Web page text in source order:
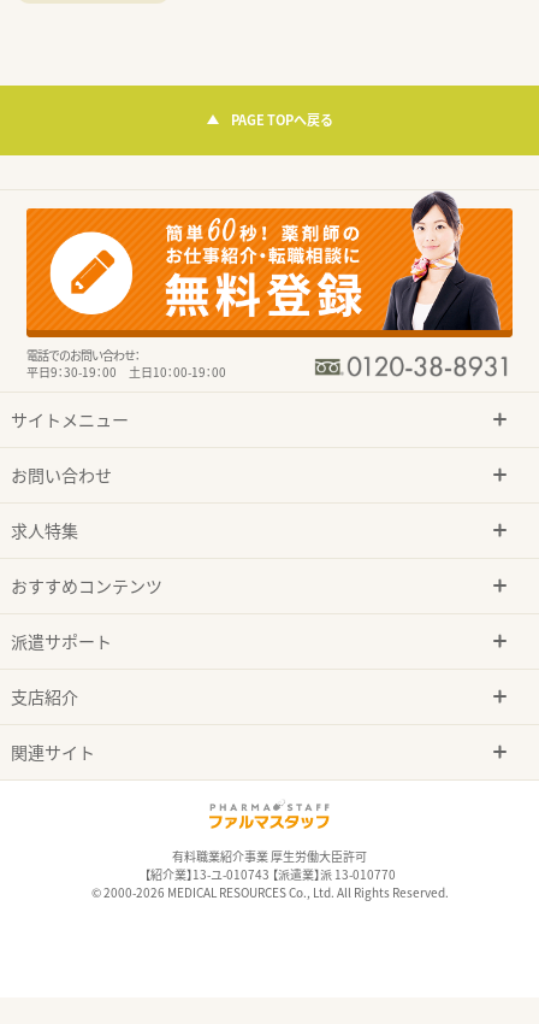
PAGE TOPへ戻る
電話でのお問い合わせ：
平日9：30-19：00 土日10：00-19：00
サイトメニュー
お問い合わせ
求人特集
おすすめコンテンツ
派遣サポート
支店紹介
関連サイト
有料職業紹介事業 厚生労働大臣許可
【紹介業】13-ユ-010743 【派遣業】派 13-010770
© 2000-2026 MEDICAL RESOURCES Co., Ltd. All Rights Reserved.